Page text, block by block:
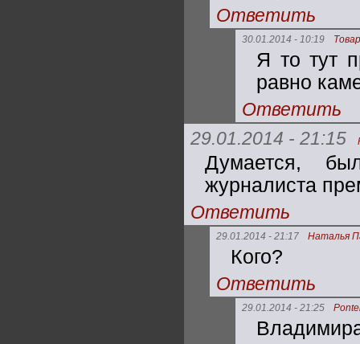
Ответить
30.01.2014 - 10:19
Я то тут
равно
Ответить
29.01.2014 - 21:15
Думается,
журналиста
Ответить
29.01.2014 - 21:17 Наталья
Кого?
Ответить
29.01.2014 - 21:25